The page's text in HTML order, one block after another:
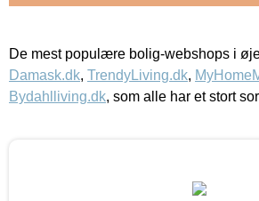
De mest populære bolig-webshops i
Damask.dk, TrendyLiving.dk,
Bydahlliving.dk, som alle har et stort